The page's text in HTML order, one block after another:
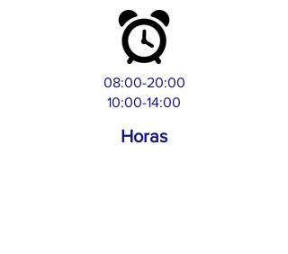
08:00-20:00
10:00-14:00
Horas